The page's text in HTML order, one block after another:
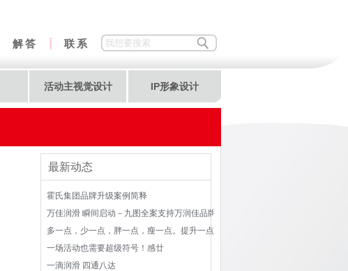
解答 联系
活动主视觉设计 IP形象设计
最新动态
霍氏集团品牌升级案例简释
一场活动也需要超级符号！感廿
一滴润滑 四通八达